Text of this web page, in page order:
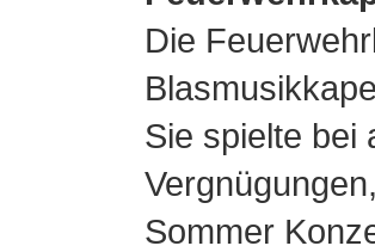
Die
Sie spielte bei
Sommer